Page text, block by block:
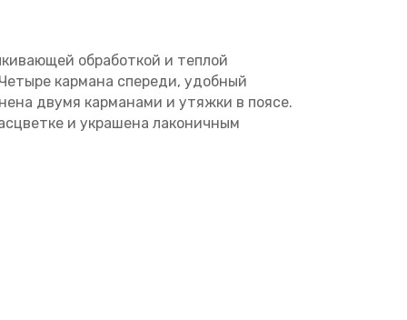
обработкой и теплой
кармана спереди, удобный
двумя карманами и утяжки в поясе.
и украшена лаконичным